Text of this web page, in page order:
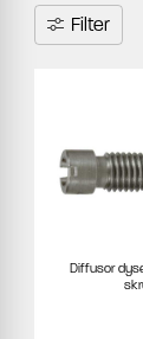
Filter
Diffusor dyse